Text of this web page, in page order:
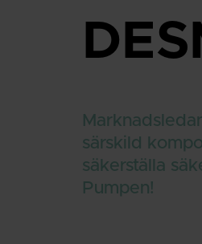
särskild
säkerställa
Pumpen!